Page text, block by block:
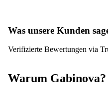
Was unsere Kunden
Verifizierte Bewertungen via
Warum Gabinova?